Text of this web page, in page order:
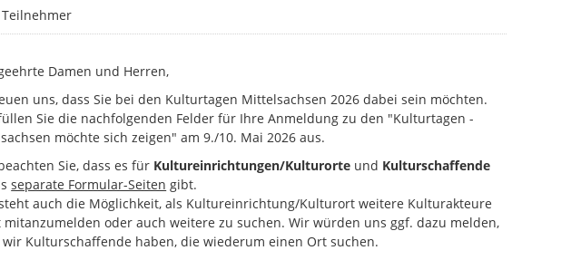
Damen und Herren,
uns, dass Sie bei den Kulturtagen Mittelsachsen 2026 dabei sein möchten.
Sie die nachfolgenden Felder für Ihre Anmeldung zu den "Kulturtagen -
möchte sich zeigen" am 9./10. Mai 2026 aus.
Sie, dass es für Kultureinrichtungen/Kulturorte und Kulturschaffende
separate Formular-Seiten gibt.
auch die Möglichkeit, als Kultureinrichtung/Kulturort weitere Kulturakteure
mitanzumelden oder auch weitere zu suchen. Wir würden uns ggf. dazu melden,
Kulturschaffende haben, die wiederum einen Ort suchen.